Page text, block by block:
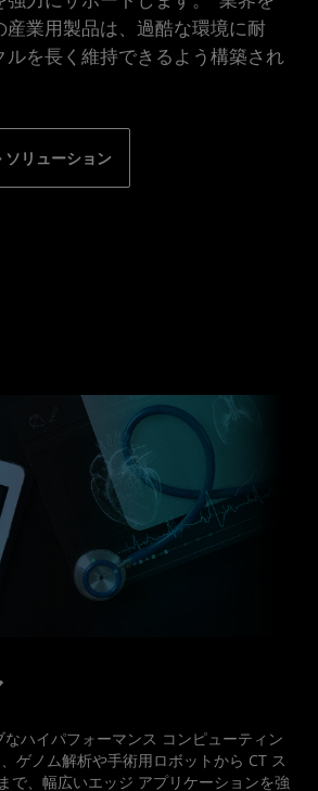
産業用製品は、過酷な環境に耐
ルを長く維持できるよう構築され
リューション
ハイパフォーマンス コンピューティン
ゲノム解析や手術用ロボットから CT ス
で、幅広いエッジ アプリケーションを強